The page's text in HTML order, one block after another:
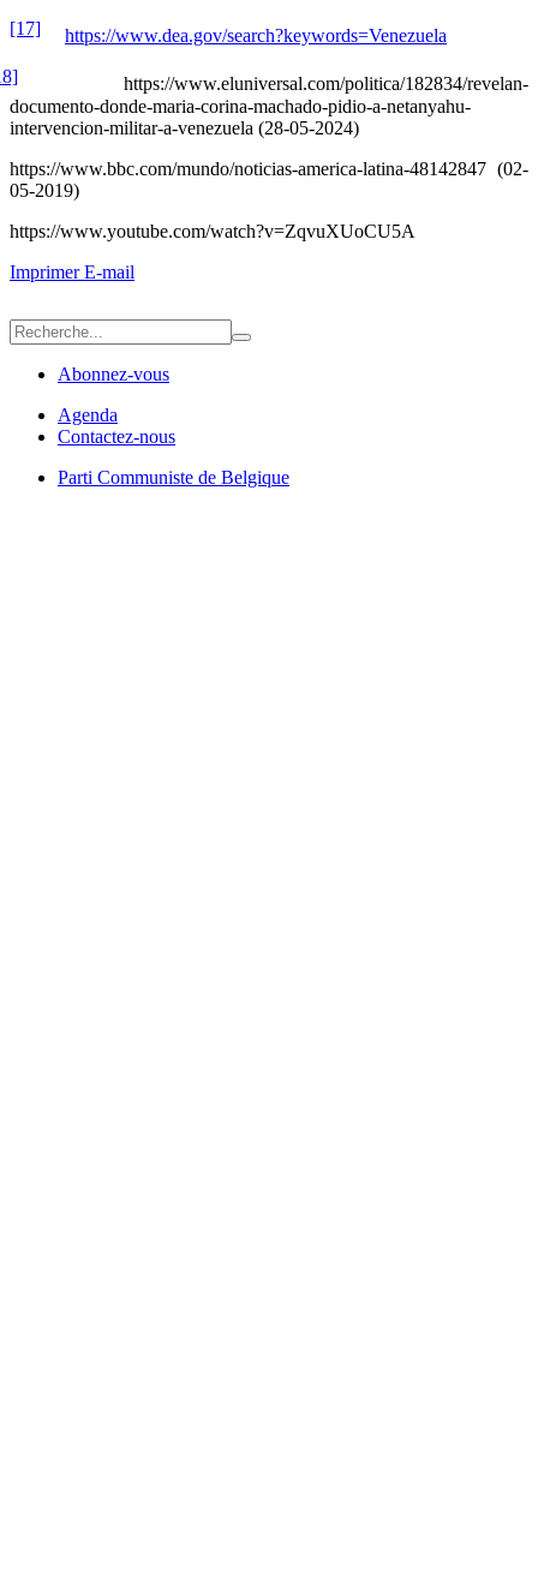
[17]
https://www.dea.gov/search?keywords=Venezuela
https://www.eluniversal.com/politica/182834/revelan-
documento-donde-maria-corina-machado-pidio-a-netanyahu-
intervencion-militar-a-venezuela (28-05-2024)
https://www.bbc.com/mundo/noticias-america-latina-48142847 (02-
05-2019)
https://www.youtube.com/watch?v=ZqvuXUoCU5A
ImprimerE-mail
Abonnez-vous
Agenda
Contactez-nous
Parti Communiste de Belgique